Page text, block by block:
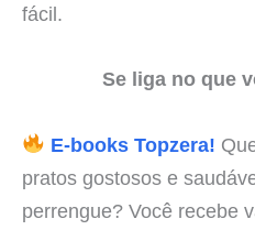
fácil.
Se liga no que
E-books Topzera!
pratos gostosos e
perrengue? Você recebe